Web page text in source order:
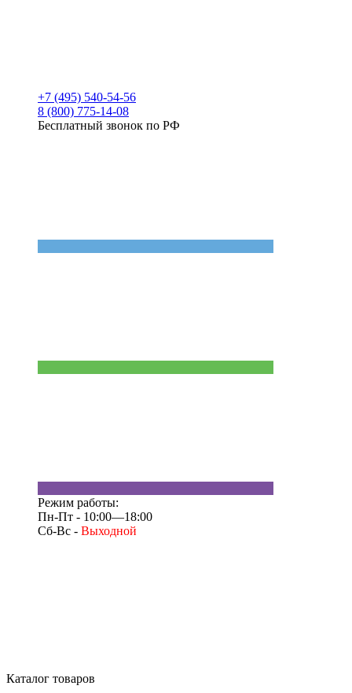
+7 (495) 540-54-56
8 (800) 775-14-08
Бесплатный звонок по РФ
Режим работы:
Пн-Пт - 10:00—18:00
Сб-Вс - Выходной
Каталог товаров